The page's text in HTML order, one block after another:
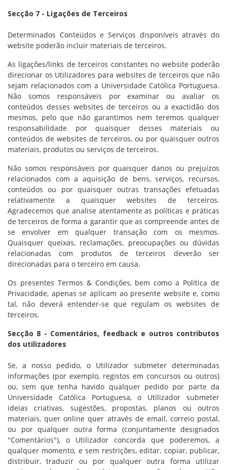
Secção 7 - Ligações de Terceiros
Determinados Conteúdos e Serviços disponíveis através do
website poderão incluir materiais de terceiros.
As ligações/links de terceiros constantes no website poderão
direcionar os Utilizadores para websites de terceiros que não
sejam relacionados com a Universidade Católica Portuguesa.
Não somos responsáveis por examinar ou avaliar os
conteúdos desses websites de terceiros ou a exactidão dos
mesmos, pelo que não garantimos nem teremos qualquer
responsabilidade por quaisquer desses materiais ou
conteúdos de websites de terceiros, ou por quaisquer outros
materiais, produtos ou serviços de terceiros.
Não somos responsáveis por quaisquer danos ou prejuízos
relacionados com a aquisição de bens, serviços, recursos,
conteúdos ou por quaisquer outras transações efetuadas
relativamente a quaisquer websites de terceiros.
Agradecemos que analise atentamente as políticas e práticas
de terceiros de forma a garantir que as compreende antes de
se envolver em qualquer transação com os mesmos.
Quaisquer queixas, reclamações, preocupações ou dúvidas
relacionadas com produtos de terceiros deverão ser
direcionadas para o terceiro em causa.
Os presentes Termos & Condições, bem como a Política de
Privacidade, apenas se aplicam ao presente website e, como
tal, não deverá entender-se que regulam os websites de
terceiros.
Secção 8 - Comentários, feedback e outros contributos
dos utilizadores
Se, a nosso pedido, o Utilizador submeter determinadas
informações (por exemplo, registos em concursos ou outros)
ou, sem que tenha havido qualquer pedido por parte da
Universidade Católica Portuguesa, o Utilizador submeter
ideias criativas, sugestões, propostas, planos ou outros
materiais, quer online quer através de email, correio postal,
ou por qualquer outra forma (conjuntamente designados
"Comentários"), o Utilizador concorda que poderemos, a
qualquer momento, e sem restrições, editar, copiar, publicar,
distribuir, traduzir ou por qualquer outra forma utilizar